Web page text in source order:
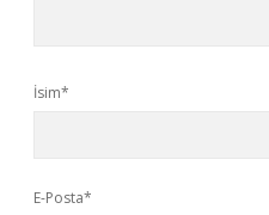
İsim*
E-Posta*